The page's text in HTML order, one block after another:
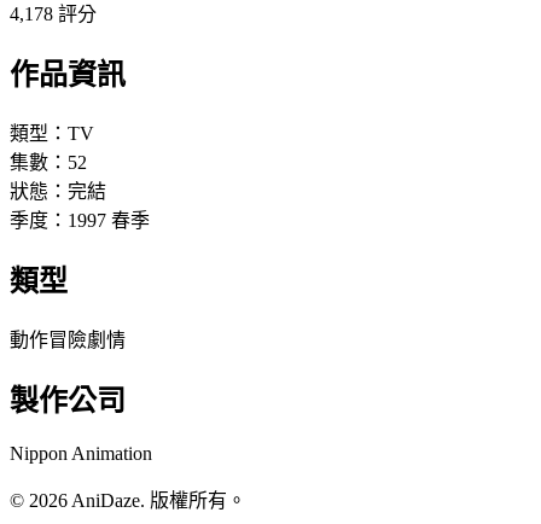
4,178 評分
作品資訊
類型： TV
集數： 52
狀態： 完結
季度： 1997 春季
類型
動作冒險劇情
製作公司
Nippon Animation
© 2026 AniDaze. 版權所有。